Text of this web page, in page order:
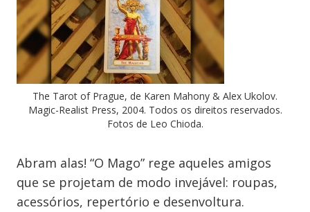
The Tarot of Prague, de Karen Mahony & Alex Ukolov.
Magic-Realist Press, 2004. Todos os direitos reservados.
Fotos de Leo Chioda.
Abram alas! “O Mago” rege aqueles amigos
que se projetam de modo invejável: roupas,
acessórios, repertório e desenvoltura.